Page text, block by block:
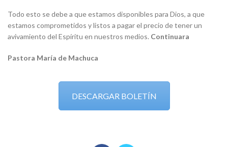
Todo esto se debe a que estamos disponibles para Dios, a que
estamos comprometidos y listos a pagar el precio de tener un
avivamiento del Espíritu en nuestros medios. Continuara
Pastora María de Machuca
DESCARGAR BOLETÍN